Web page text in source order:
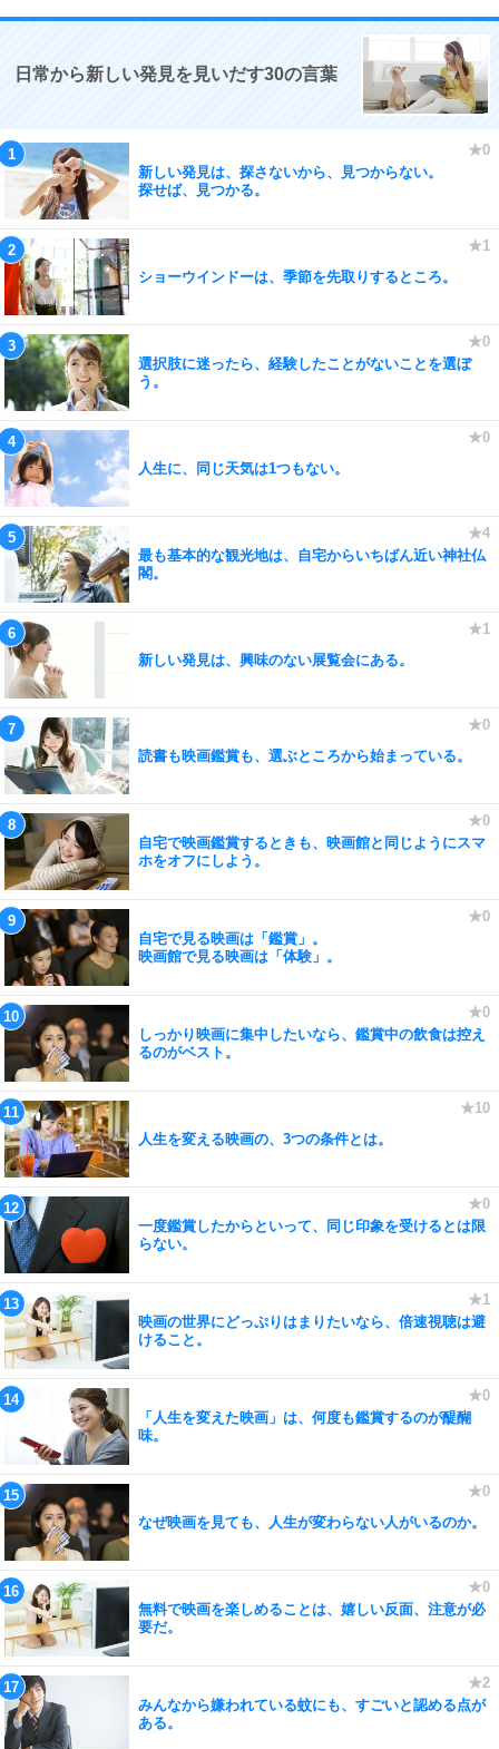
日常から新しい発見を見いだす30の言葉
新しい発見は、探さないから、見つからない。
探せば、見つかる。
ショーウインドーは、季節を先取りするところ。
選択肢に迷ったら、経験したことがないことを選ぼ
う。
人生に、同じ天気は1つもない。
最も基本的な観光地は、自宅からいちばん近い神社仏
閣。
新しい発見は、興味のない展覧会にある。
読書も映画鑑賞も、選ぶところから始まっている。
自宅で映画鑑賞するときも、映画館と同じようにスマ
ホをオフにしよう。
自宅で見る映画は「鑑賞」。
映画館で見る映画は「体験」。
しっかり映画に集中したいなら、鑑賞中の飲食は控え
るのがベスト。
人生を変える映画の、3つの条件とは。
一度鑑賞したからといって、同じ印象を受けるとは限
らない。
映画の世界にどっぷりはまりたいなら、倍速視聴は避
けること。
「人生を変えた映画」は、何度も鑑賞するのが醍醐
味。
なぜ映画を見ても、人生が変わらない人がいるのか。
無料で映画を楽しめることは、嬉しい反面、注意が必
要だ。
みんなから嫌われている蚊にも、すごいと認める点が
ある。